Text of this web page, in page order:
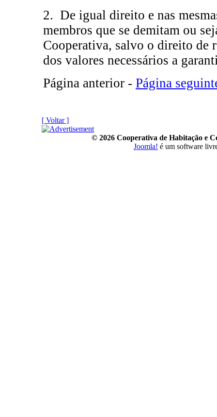
2. De igual direito e nas
membros que se demitam ou
Cooperativa, salvo o direito de
dos valores necessários a
Página anterior - Página
[ Voltar ]
© 2026 Cooperativa de Habitação e
Joomla! é um software